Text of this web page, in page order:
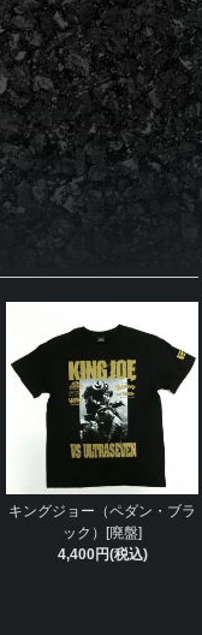
キングジョー（ペダン・ブラ
ック）[廃盤]
4,400円(税込)